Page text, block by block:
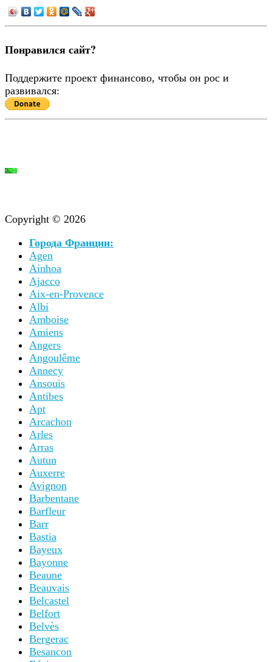
Понравился сайт?
Поддержите проект финансово, чтобы он рос и
развивался:
Copyright © 2026
Города Франции:
Agen
Ainhoa
Ajacco
Aix-en-Provence
Albi
Amboise
Amiens
Angers
Angoulême
Annecy
Ansouis
Antibes
Apt
Arcachon
Arles
Arras
Autun
Auxerre
Avignon
Barbentane
Barfleur
Barr
Bastia
Bayeux
Bayonne
Beaune
Beauvais
Belcastel
Belfort
Belvès
Bergerac
Besancon